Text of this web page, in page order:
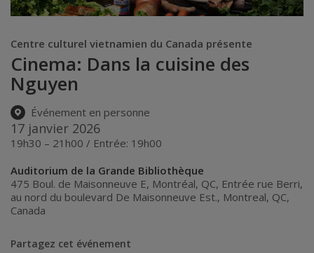
Centre culturel vietnamien du Canada présente
Cinema: Dans la cuisine des
Nguyen
Événement en personne
17 janvier 2026
19h30 – 21h00 / Entrée: 19h00
Auditorium de la Grande Bibliothèque
475 Boul. de Maisonneuve E, Montréal, QC, Entrée rue Berri,
au nord du boulevard De Maisonneuve Est., Montreal, QC,
Canada
Partagez cet événement